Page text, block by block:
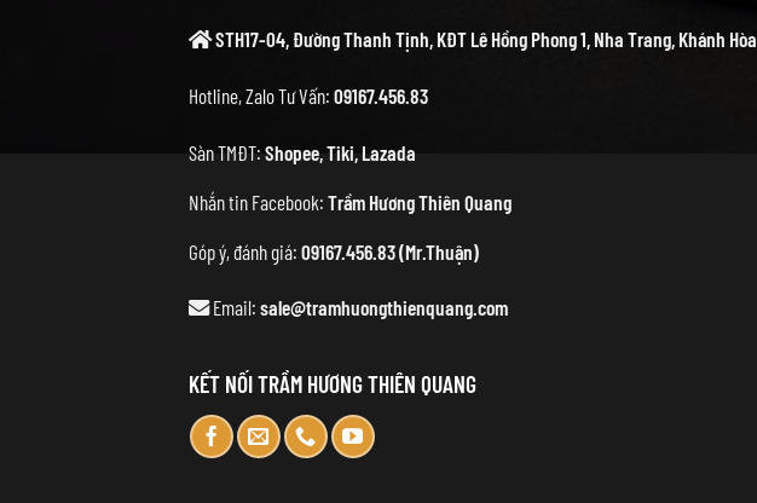
STH17-04, Đường Thanh Tịnh, KĐT Lê Hồng Phong 1, Nha Trang, Khánh Hòa
Hotline, Zalo Tư Vấn: 09167.456.83
Sàn TMĐT: Shopee,Tiki,Lazada
Nhắn tin Facebook: Trầm Hương Thiên Quang
Góp ý, đánh giá: 09167.456.83 (Mr.Thuận)
Email: sale@tramhuongthienquang.com
KẾT NỐI TRẦM HƯƠNG THIÊN QUANG